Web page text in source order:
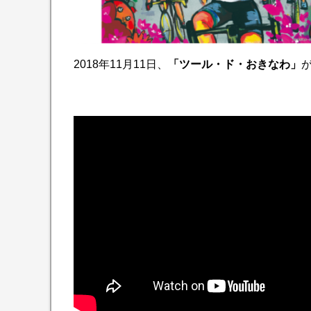
2018年11月11日、 「ツール・ド・おきなわ」